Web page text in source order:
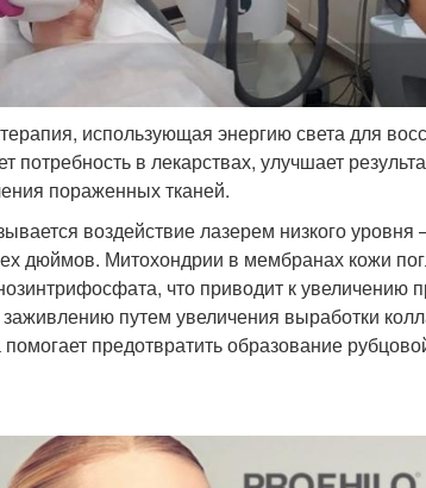
использующая энергию света для
потребность в лекарствах, улучшает
пораженных тканей.
воздействие лазерем низкого
дюймов. Митохондрии в мембранах кожи
что приводит к увеличению
путем увеличения выработки
предотвратить образование